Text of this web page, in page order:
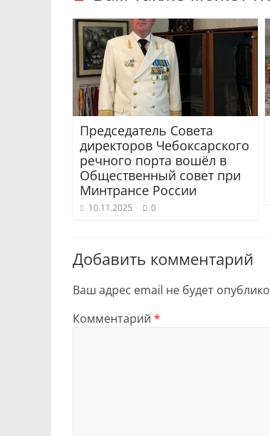
Председатель Совета
директоров Чебоксарского
речного порта вошёл в
Общественный совет при
Минтрансе России
10.11.2025 0
Добавить комментарий
Ваш адрес email не будет
Комментарий *